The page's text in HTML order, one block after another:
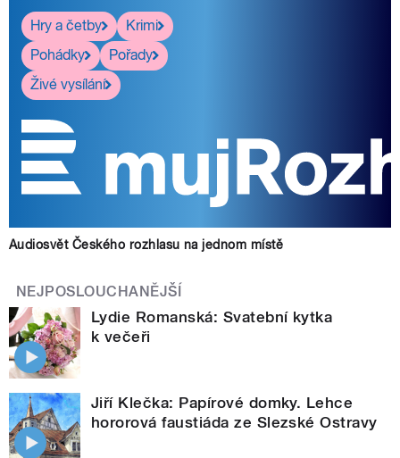
Hry a četby
Krimi
Pohádky
Pořady
Živé vysílání
Audiosvět Českého rozhlasu na jednom místě
NEJPOSLOUCHANĚJŠÍ
Lydie Romanská: Svatební kytka
k večeři
Jiří Klečka: Papírové domky. Lehce
hororová faustiáda ze Slezské Ostravy